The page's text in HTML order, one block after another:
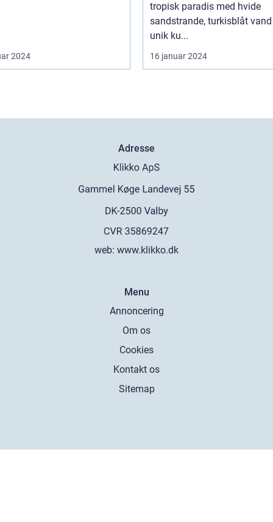
2024
tropisk paradis med hvide
sandstrande, turkisblåt
unik ku...
16 januar 2024
Adresse
web: www.klikko.dk
Menu
Annoncering
Om os
Cookies
Kontakt os
Sitemap